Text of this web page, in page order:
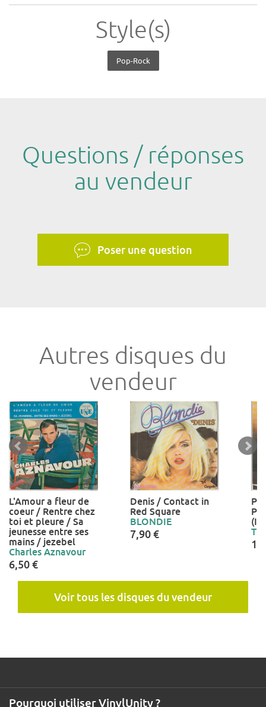
Style(s)
Pop-Rock
Questions / réponses
au vendeur
Poser une question
Autres disques du
vendeur
L'Amour a fleur de
coeur / Rentre chez
toi et pleure / Sa
jeunesse entre ses
mains / jezebel
Charles Aznavour
6,50 €
Denis / Contact in
Red Square
BLONDIE
7,90 €
Voir tous les disques du vendeur
Pourquoi utiliser VinylUnity ?